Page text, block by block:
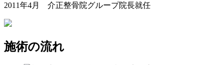
2011年4月 介正整骨院グループ院長就任
施術の流れ